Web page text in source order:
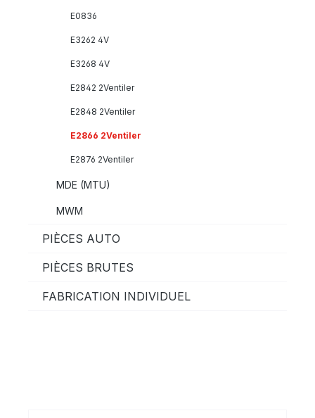
E0836
E3262 4V
E3268 4V
E2842 2Ventiler
E2848 2Ventiler
E2866 2Ventiler
E2876 2Ventiler
MDE (MTU)
MWM
PIÈCES AUTO
PIÈCES BRUTES
FABRICATION INDIVIDUEL